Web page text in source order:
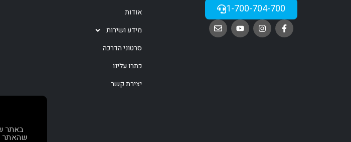
1-700-704-700
אודות
מידע ושירות
סרטוני הדרכה
כתבו עלינו
יצירת קשר
באתר
שהאתר